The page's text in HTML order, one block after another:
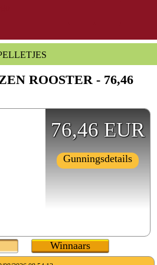
ROOSTER - 76,46
76,46 EUR
Gunningsdetails
Winnaars